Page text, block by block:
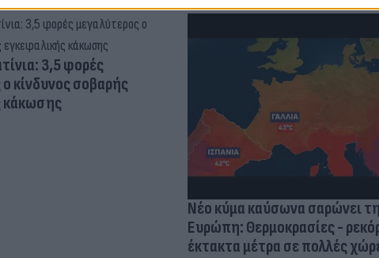
3,5 φορές
κίνδυνος σοβαρής
κάκωσης
Νέο κύμα καύσωνα σαρώνει
Ευρώπη: Θερμοκρασίες -
έκτακτα μέτρα σε πολλές